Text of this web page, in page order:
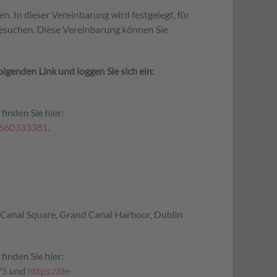
In dieser Vereinbarung wird festgelegt, für
Diese Vereinbarung können Sie
Link und loggen Sie sich ein:
Sie hier:
.
Square, Grand Canal Harbour, Dublin
Sie hier:
und https://de-